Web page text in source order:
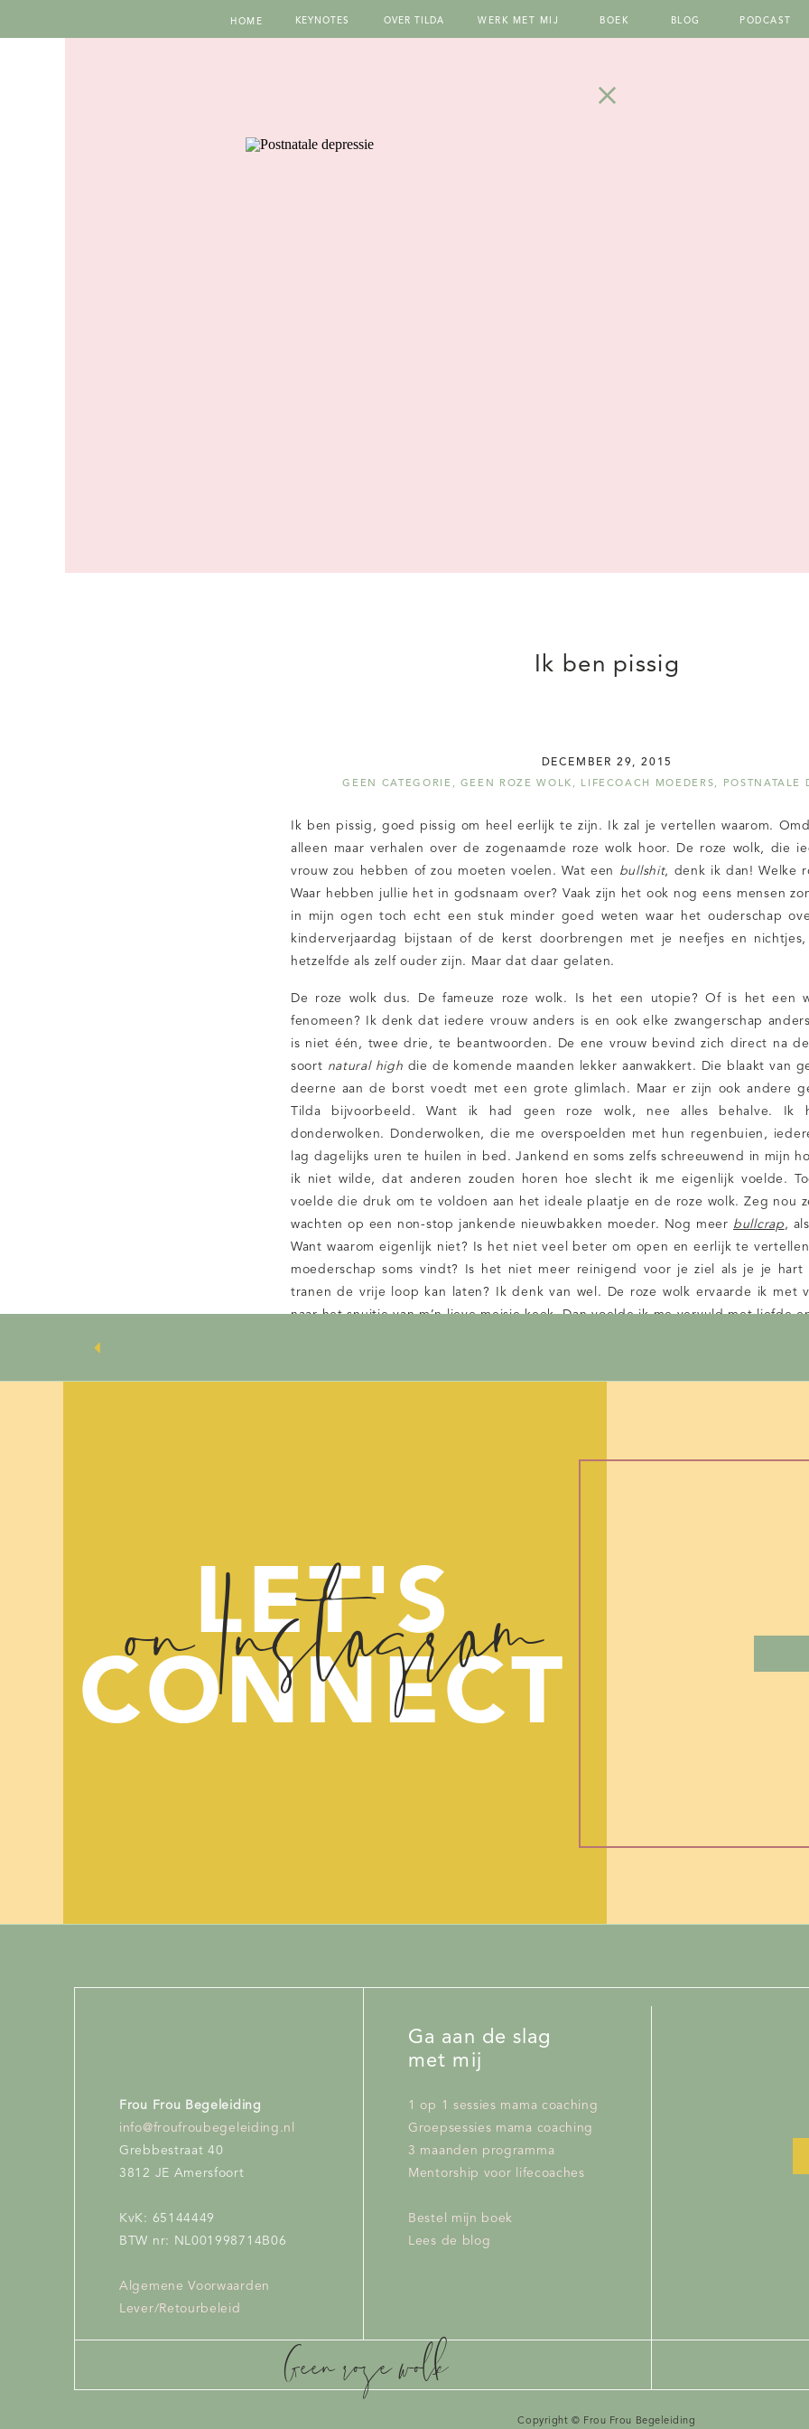
OVER TILDA BOEK
WERK MET MIJ BLOG PODCAST
HOME KEYNOTES
DECEMBER 29, 2015
Ik ben pissig
GEEN CATEGORIE , GEEN ROZE WOLK , LIFECOACH MOEDERS, POSTNATALE
Ik ben pissig, goed pissig om heel eerlijk te zijn. Ik zal je vertellen waarom.
alleen maar verhalen over de zogenaamde roze wolk hoor. De roze wolk, die
vrouw zou hebben of zou moeten voelen. Wat een bullshit, denk ik dan! Welke
Waar hebben jullie het in godsnaam over? Vaak zijn het ook nog eens mensen
in mijn ogen toch echt een stuk minder goed weten waar het ouderschap
kinderverjaardag bijstaan of de kerst doorbrengen met je neefjes en
hetzelfde als zelf ouder zijn. Maar dat daar gelaten.
De roze wolk dus. De fameuze roze wolk. Is het een utopie? Of is het een
fenomeen? Ik denk dat iedere vrouw anders is en ook elke zwangerschap
is niet één, twee drie, te beantwoorden. De ene vrouw bevind zich direct na
soort natural high die de komende maanden lekker aanwakkert. Die blaakt van
deerne aan de borst voedt met een grote glimlach. Maar er zijn ook andere
Tilda bijvoorbeeld. Want ik had geen roze wolk, nee alles behalve. Ik
donderwolken. Donderwolken, die me overspoelden met hun regenbuien,
lag dagelijks uren te huilen in bed. Jankend en soms zelfs schreeuwend in mijn
ik niet wilde, dat anderen zouden horen hoe slecht ik me eigenlijk voelde.
voelde die druk om te voldoen aan het ideale plaatje en de roze wolk. Zeg nou
wachten op een non-stop jankende nieuwbakken moeder. Nog meer bullcrap,
Want waarom eigenlijk niet? Is het niet veel beter om open en eerlijk te
moederschap soms vindt? Is het niet meer reinigend voor je ziel als je je hart
tranen de vrije loop kan laten? Ik denk van wel. De roze wolk ervaarde ik met
naar het snuitje van m’n lieve meisje keek. Dan voelde ik me vervuld met liefde
moeders met een boodschap in de strekking van: ”Lieve moeders van
dat gaat weer voorbij. Over drie maanden, ziet je leven er een stuk beter uit.
roze wolk websites, fora en eigenlijk moet je ook niet teveel tijd spenderen op
je op jezelf en je gezin. Hele veel succes lieve moeders. Je kan dit!”
LET'S
CONNECT
on Instagram
Copyright © Frou Frou Begeleiding
Geen roze wolk
Frou Frou Begeleiding
info@froufroubegeleiding.nl
Grebbestraat 40
3812 JE Amersfoort
KvK: 65144449
BTW nr: NL001998714B06
Algemene Voorwaarden
Lever/Retourbeleid
1 op 1 sessies mama coaching
Groepsessies mama coaching
3 maanden programma
Mentorship voor lifecoaches
Bestel mijn boek
Lees de blog
Ga aan de slag
met mij